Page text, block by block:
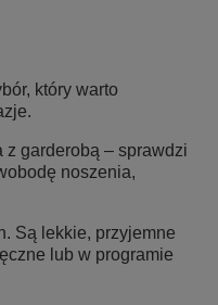
który warto
z garderobą – sprawdzi
noszenia,
Są lekkie, przyjemne
lub w programie